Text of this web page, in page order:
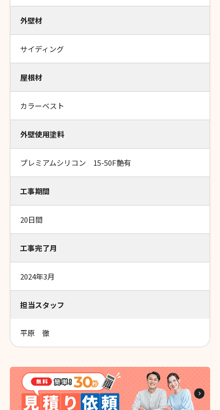
外壁材
サイディング
屋根材
カラーベスト
外壁使用塗料
プレミアムシリコン 15-50F艶有
工事期間
20日間
工事完了月
2024年3月
担当スタッフ
平原 徹